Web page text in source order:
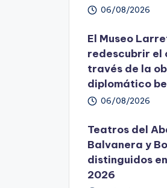
06/08/2026
El Museo
redescubrir el
través de la
diplomático
06/08/2026
Teatros del
Balvanera y
distinguidos
2026